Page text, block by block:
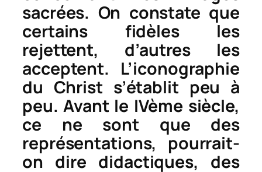
sacrées. On constate que
certains fidèles les
rejettent, d’autres les
acceptent. L’iconographie
du Christ s’établit peu à
peu. Avant le IVème siècle,
ce ne sont que des
représentations, pourrait-
on dire didactiques, des